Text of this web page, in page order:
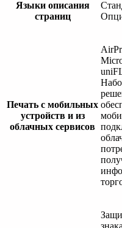
Языки описания
страниц
Печать с мобильных
устройств и из
облачных сервисов